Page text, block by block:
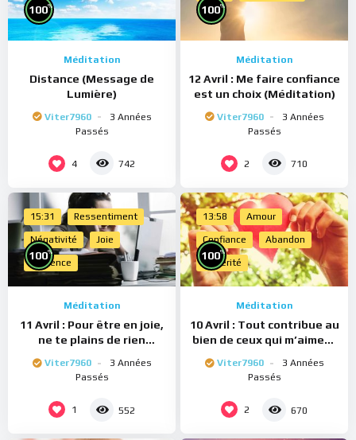
100%
Méditation
Distance (Message de
Lumière)
Viter7960
3 Années
Passés
4 742
100%
Méditation
12 Avril : Me faire confiance
est un choix (Méditation)
Viter7960
3 Années
Passés
2 710
15:31 Ressentiment
Négativité Joie
Présence
100%
Méditation
11 Avril : Pour être en joie,
ne te plains de rien
Viter7960
3 Années
Passés
1 552
13:58 Amour
Confiance Abandon
Sincérité
100%
Méditation
10 Avril : Tout contribue au
bien de ceux qui m’aiment
Viter7960
3 Années
Passés
2 670